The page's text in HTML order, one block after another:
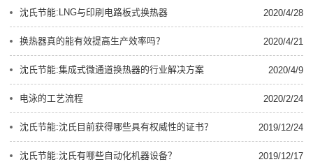
沈氏节能:LNG与印刷电路板式换热器 2020/4/28
换热器真的能有效提高生产效率吗？ 2020/4/21
沈氏节能:集成式微通道换热器的行业解决方案 2020/4/9
电泳的工艺流程 2020/2/24
沈氏节能:沈氏目前获得哪些具有权威性的证书？ 2019/12/24
沈氏节能:沈氏有哪些自动化机器设备？ 2019/12/17